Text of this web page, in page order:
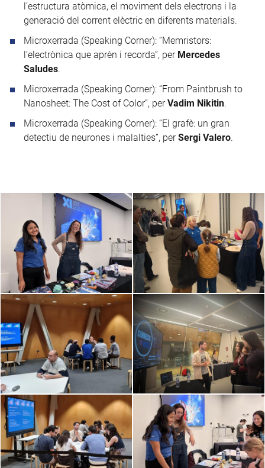
l’estructura atòmica, el moviment dels electrons i la
generació del corrent elèctric en diferents materials.
Microxerrada (Speaking Corner): “Memristors:
l’electrònica que aprèn i recorda”, per Mercedes
Saludes.
Microxerrada (Speaking Corner): “From Paintbrush to
Nanosheet: The Cost of Color”, perVadim Nikitin.
Microxerrada (Speaking Corner): “El grafè: un gran
detectiu de neurones i malalties”, perSergi Valero.